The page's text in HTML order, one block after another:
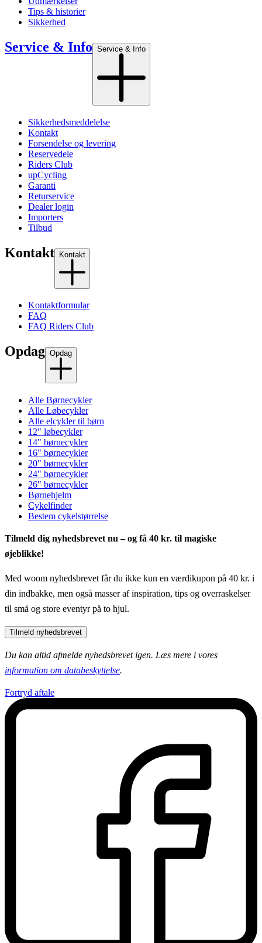
Tips & historier
Sikkerhed
Service & Info Service & Info
Sikkerhedsmeddelelse
Kontakt
Forsendelse og levering
Reservedele
Riders Club
upCycling
Garanti
Returservice
Dealer login
Importers
Tilbud
Kontakt Kontakt
Kontaktformular
FAQ
FAQ Riders Club
Opdag Opdag
Alle Børnecykler
Alle Løbecykler
Alle elcykler til børn
12" løbecykler
14" børnecykler
16" børnecykler
20" børnecykler
24" børnecykler
26" børnecykler
Børnehjelm
Cykelfinder
Bestem cykelstørrelse
Tilmeld dig nyhedsbrevet nu – og få 40 kr. til magiske
øjeblikke!
Med woom nyhedsbrevet får du ikke kun en værdikupon på 40 kr. i
din indbakke, men også masser af inspiration, tips og overraskelser
til små og store eventyr på to hjul.
Tilmeld nyhedsbrevet
Du kan altid afmelde nyhedsbrevet igen. Læs mere i vores
information om databeskyttelse.
Fortryd aftale